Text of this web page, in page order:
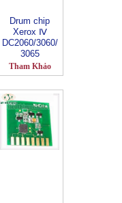
Drum chip
Xerox Ⅳ
DC2060/3060/
3065
Tham Khảo